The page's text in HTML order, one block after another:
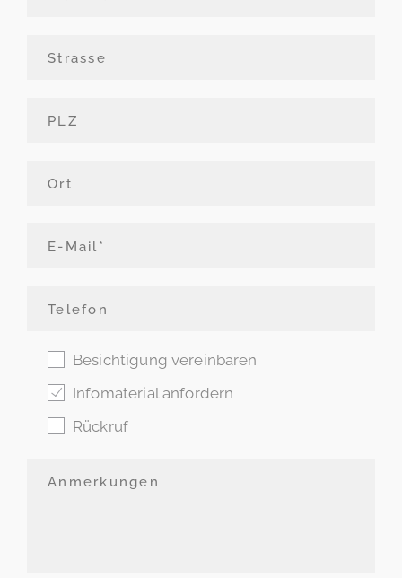
Besichtigung vereinbaren
Infomaterial anfordern
Rückruf